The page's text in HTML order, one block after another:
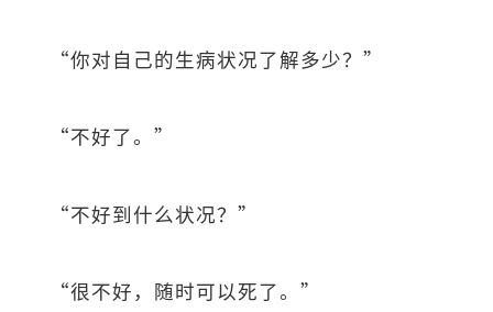
“你对自己的生病状况了解多少？”
“不好了。”
“不好到什么状况？”
“很不好，随时可以死了。”